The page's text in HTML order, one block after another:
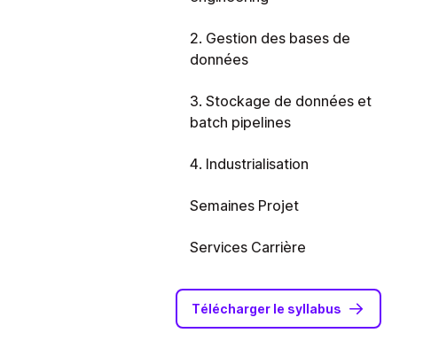
2. Gestion des bases de
données
3. Stockage de données et
batch pipelines
4. Industrialisation
Semaines Projet
Services Carrière
Télécharger le syllabus